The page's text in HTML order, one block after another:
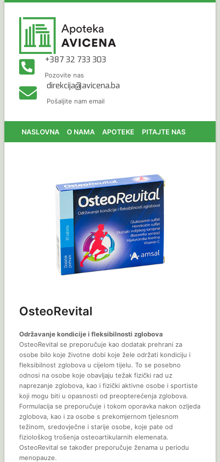
+387 32 733 303
Pozovite nas
direkcija@avicena.ba
Pošaljite nam email
NASLOVNA O NAMA APOTEKE PITAJTE NAS
OsteoRevital
Održavanje kondicije i fleksibilnosti zglobova
OsteoRevital se preporučuje kao dodatak prehrani za
osobe bilo koje životne dobi koje žele održati kondiciju i
fleksibilnost zglobova u cijelom tijelu. To se posebno
odnosi na osobe koje obavljaju težak fizički rad uz
naprezanje zglobova, kao i fizički aktivne osobe i sportiste
koji mogu biti u opasnosti od preopterećenja zglobova.
Formulacija se preporučuje i tokom oporavka nakon ozljeda
zglobova, kao i za osobe s prekomjernom tjelesnom
težinom, sredovječne i starije osobe, koje pate od
fiziološkog trošenja osteoartikularnih elemenata.
OsteoRevital se također preporučuje ženama u periodu
menopauze.